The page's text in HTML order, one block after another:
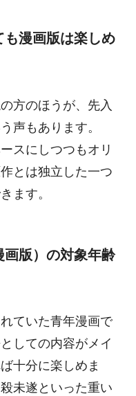
も漫画版は楽しめ
方のほうが、先入
声もあります。
スにしつつもオリ
とは独立した一つ
ます。
版）の対象年齢
ていた青年漫画で
しての内容がメイ
十分に楽しめま
未遂といった重い